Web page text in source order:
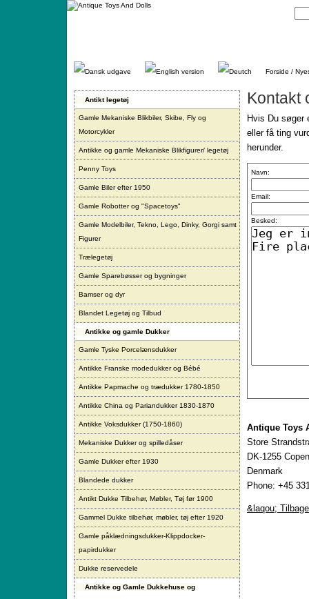
Gå
Forside /
Antikt legetøj
Gamle Mekaniske Blikbiler, Skibe, Fly og
Motorcykler
Antikke og gamle Mekaniske Blikfigurer/ legetøj
Penny Toys
Gamle Biler efter 1950
Gamle Robotter og "Spacetoys"
Gamle Modelbiler, Tekno, Lego, Dinky, Gorgi samt
Figurer
Trælegetøj
Gamle Sparebøsser og bygninger
Bamser og dyr
Blandet Legetøj og Tilbud
Antikke og gamle Dukker
Gamle Tyske Porcelænsdukker
Antikke Franske modedukker og Bébé
Antikke Papmache og trædukker 1780-1850
Antikke China og Pariandukker 1830-1870
Antikke Voksdukker (1750-1860)
Mekaniske Dukker og spilledåser
Gamle Dukker efter 1930
Blandede dukker
Antikt Dukke Tilbehør, Møbler, Tøj før 1900
Gammel Dukke tilbehør, møbler, tøj efter 1920
Gamle påklædningsdukker-Klippdocker-
papirdukker
Dukke reservedele
Antikke og Gamle Dukkehuse og
Kontakt
Hvis Du
eller få ting
herunder.
Navn:
Email:
Besked:
Antique Toys
Store
DK-1255
Denmark
Phone: +45
&laqou; Tilbage